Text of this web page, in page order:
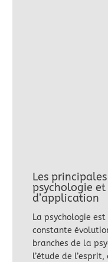
Les
psychologie
d’application
La psychologie
constante
branches de la
l’étude de